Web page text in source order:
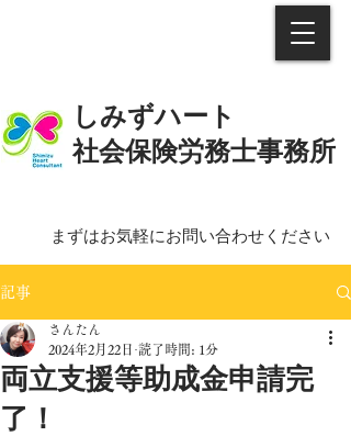
しみずハート
社会保険労務士事務所
まずはお気軽にお問い合わせください
記事
両立支援等助成金申請完
了！
さんたん
2024年2月22日 読了時間: 1分